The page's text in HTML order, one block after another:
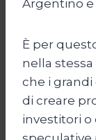
Argentino e
È per
nella
che i grandi
di creare
investitori o